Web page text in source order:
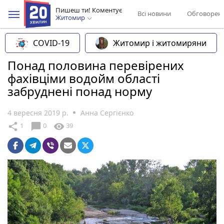
Пишеш ти! Коментує
Житомир
Всі новини
COVID-19 Житомир і житомиряни
Понад половина перевірених
фахівціми водойм області
забруднені понад норму
4 вересня 2019 р. Анна Сергієнко
share 1 chat_bubble 0 visibility 39